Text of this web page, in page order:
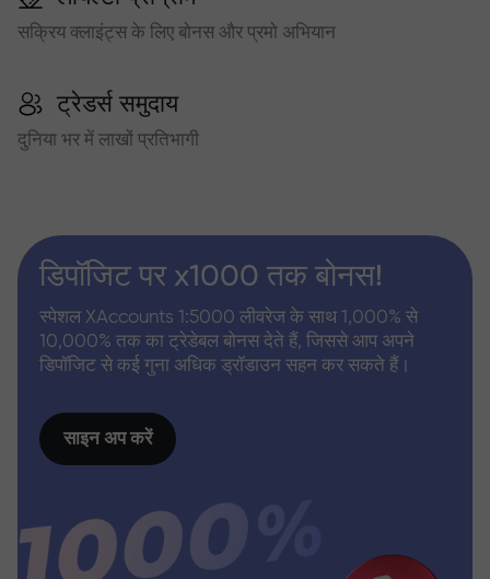
सक्रिय क्लाइंट्स के लिए बोनस और प्रमो अभियान
ट्रेडर्स समुदाय
दुनिया भर में लाखों प्रतिभागी
डिपॉजिट पर x1000 तक बोनस!
स्पेशल XAccounts 1:5000 लीवरेज के साथ 1,000% से
10,000% तक का ट्रेडेबल बोनस देते हैं, जिससे आप अपने
डिपॉजिट से कई गुना अधिक ड्रॉडाउन सहन कर सकते हैं।
साइन अप करें